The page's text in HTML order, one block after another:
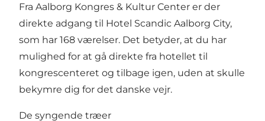
Fra Aalborg Kongres & Kultur Center er der
direkte adgang til Hotel Scandic Aalborg City,
som har 168 værelser. Det betyder, at du har
mulighed for at gå direkte fra hotellet til
kongrescenteret og tilbage igen, uden at skulle
bekymre dig for det danske vejr.
De syngende træer